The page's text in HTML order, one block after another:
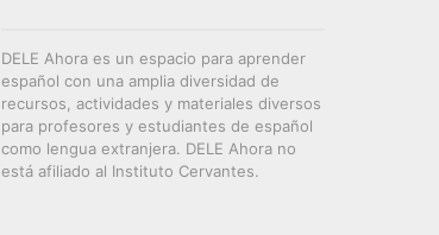
DELE Ahora es un espacio para aprender
español con una amplia diversidad de
recursos, actividades y materiales diversos
para profesores y estudiantes de español
como lengua extranjera. DELE Ahora no
está afiliado al Instituto Cervantes.